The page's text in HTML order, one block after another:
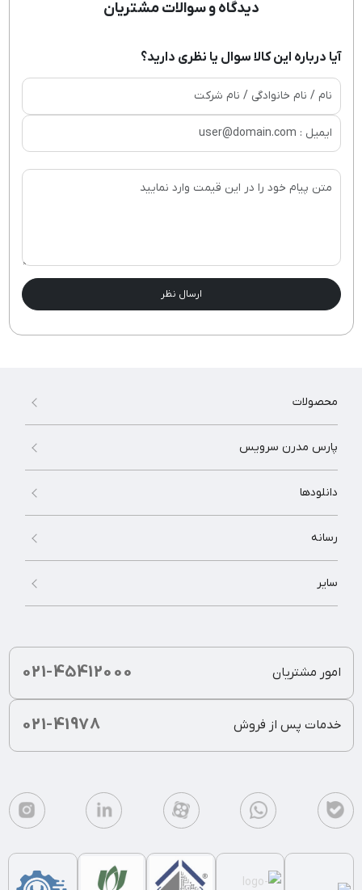
دیدگاه و سوالات مشتریان
آیا درباره این کالا سوال یا نظری دارید؟
ارسال نظر
محصولات
پارس مدرن سرویس
دانلودها
رسانه
سایر
021-45412000 امور مشتریان
021-41978 خدمات پس از فروش